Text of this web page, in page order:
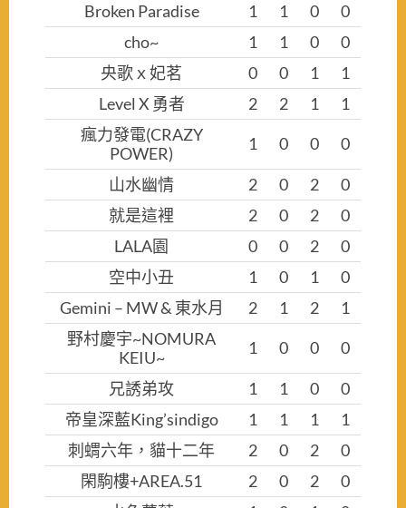
Broken Paradise
1 1 0
0
cho~
1 1 0
0
央歌ｘ妃茗
0 0 1
1
Level X 勇者
2 2 1
1
瘋力發電(CRAZY
POWER)
1 0 0 0
山水幽情 2 0 2
0
就是這裡
2 0 2
0
LALA園
0 0 2
0
空中小丑
1 0 1
0
Gemini – MW & 東水月
2 1 2
1
野村慶宇~NOMURA
KEIU~
1 0 0 0
兄誘弟攻 1 1 0
0
帝皇深藍King’sindigo
1 1 1
1
刺蝟六年，貓十二年
2 0 2
0
閑駒樓+AREA.51
2 0 2
0